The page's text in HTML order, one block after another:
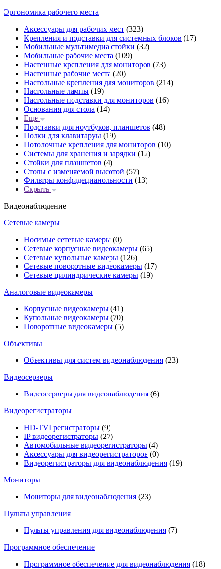
Эргономика рабочего места
Аксессуары для рабочих мест (323)
Крепления и подставки для системных блоков (17)
Мобильные мультимедиа стойки (32)
Мобильные рабочие места (109)
Настенные крепления для мониторов (73)
Настенные рабочие места (20)
Настольные крепления для мониторов (214)
Настольные лампы (19)
Настольные подставки для мониторов (16)
Основания для стола (14)
Еще
Подставки для ноутбуков, планшетов (48)
Полки для клавитаруы (19)
Потолочные крепления для мониторов (10)
Системы для хранения и зарядки (12)
Стойки для планшетов (4)
Столы с изменяемой высотой (57)
Фильтры конфидецианольности (13)
Скрыть
Видеонаблюдение
Сетевые камеры
Носимые сетевые камеры (0)
Сетевые корпусные видеокамеры (65)
Сетевые купольные камеры (126)
Сетевые поворотные видеокамеры (17)
Сетевые цилиндрические камеры (19)
Аналоговые видеокамеры
Корпусные видеокамеры (41)
Купольные видеокамеры (70)
Поворотные видеокамеры (5)
Объективы
Объективы для систем видеонаблюдения (23)
Видеосерверы
Видеосерверы для видеонаблюдения (6)
Видеорегистраторы
HD-TVI регистраторы (9)
IP видеорегистраторы (27)
Автомобильные видеорегистраторы (4)
Аксессуары для видеорегистраторов (0)
Видеорегистраторы для видеонаблюдения (19)
Мониторы
Мониторы для видеонаблюдения (23)
Пульты управления
Пульты управления для видеонаблюдения (7)
Программное обеспечение
Программное обеспечение для видеонаблюдения (18)